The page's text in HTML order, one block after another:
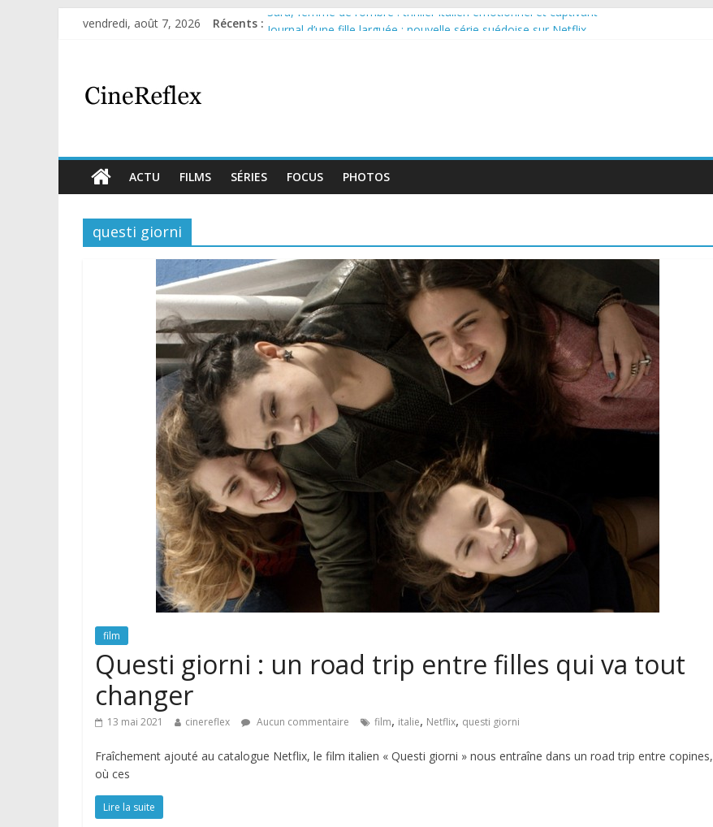
vendredi, août 7, 2026 Récents : Sara, femme de l’ombre : thriller italien émotionnel et captivant
ACTU FILMS SÉRIES FOCUS PHOTOS
questi giorni
film
Questi giorni : un road trip entre filles qui va tout
changer
13 mai 2021 cinereflex Aucun commentaire film, italie, Netflix, questi giorni
Fraîchement ajouté au catalogue Netflix, le film italien « Questi giorni » nous entraîne dans un road trip entre copines,
où ces
Lire la suite